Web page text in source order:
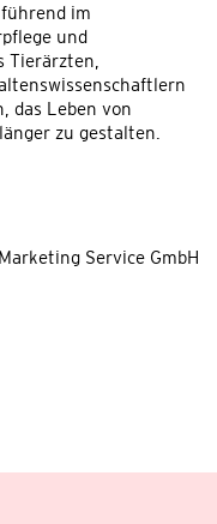
im
und
Tierärzten,
das Leben von
zu gestalten.
Service GmbH